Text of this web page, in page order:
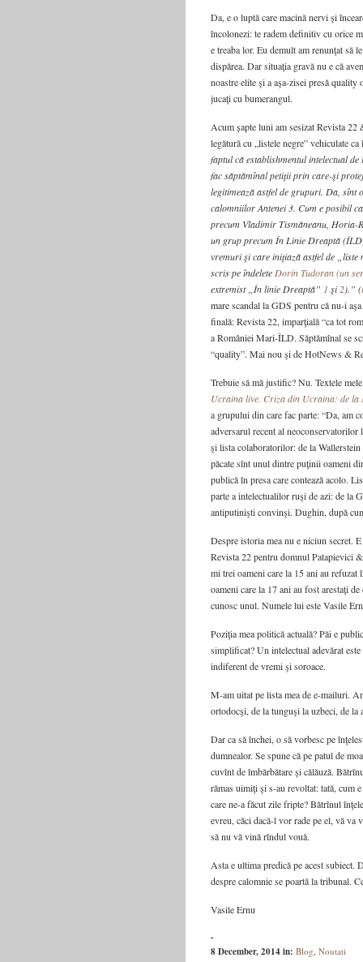
Da, e o luptă care macină nervi şi
încolonezi: te radem definitiv cu orice
e treaba lor. Eu demult am renunţat să
dispărea. Dar situaţia gravă nu e că
noastre elite şi a aşa-zisei presă
jucaţi cu bumerangul.
Acum șapte luni am sesizat Revista
legătură cu „listele negre” vehiculate
faptul că establishmentul intelectual
fac săptămînal petiţii prin care-şi
legitimează astfel de grupuri. Da, sînt
calomniilor Antenei 3. Cum e posibil
precum Vladimir Tismăneanu, Horia-
un grup precum În Linie Dreaptă
vremuri şi care iniţiază astfel de
scris pe îndelete Dorin Tudoran (un
extremist „În linie Dreaptă” 1 şi2).” (
mare scandal la GDS pentru că nu-i
finală: Revista 22, imparţială “ca tot
a României Mari-ÎLD. Săptămînal se
“quality”. Mai nou şi de HotNews &
Trebuie să mă justific? Nu. Textele
Ucraina live. Criza din Ucraina: de
a grupului din care fac parte: “Da, am
adversarul recent al
şi lista colaboratorilor: de la
păcate sînt unul dintre puţinii oameni
publică în presa care contează acolo.
parte a intelectualilor ruşi de azi: de la
antiputinişti convinşi. Dughin, după
Despre istoria mea nu e niciun secret.
Revista 22 pentru domnul Patapievici
mi trei oameni care la 15 ani au
oameni care la 17 ani au fost arestaţi
cunosc unul. Numele lui este Vasile
Poziţia mea politică actuală? Păi e
simplificat? Un intelectual adevărat
indiferent de vremi şi soroace.
M-am uitat pe lista mea de e-mailuri.
ortodocşi, de la tunguşi la uzbeci, de
Dar ca să închei, o să vorbesc pe
dumnealor. Se spune că pe patul de
cuvînt de îmbărbătare şi călăuză.
rămas uimiţi şi s-au revoltat: tată, cum
care ne-a făcut zile fripte? Bătrînul
evreu, căci dacă-l vor rade pe el, vă
să nu vă vină rîndul vouă.
Asta e ultima predică pe acest subiect.
despre calomnie se poartă la tribunal.
Vasile Ernu
-
8 December, 2014in: Blog, Noutati